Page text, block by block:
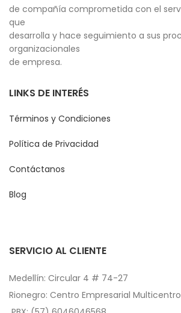
de compañía comprometida con el
que
desarrolla y hace seguimiento a sus
organizacionales
de empresa.
LINKS DE INTERÉS
Términos y Condiciones
Política de Privacidad
Contáctanos
Blog
SERVICIO AL CLIENTE
Medellín: Circular 4 # 74-27
Rionegro: Centro Empresarial Multicentro